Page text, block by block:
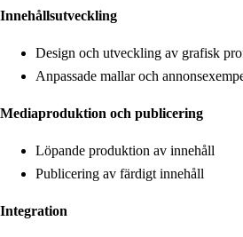
Innehållsutveckling
Design och utveckling av grafisk
Anpassade mallar och
Mediaproduktion och publicering
Löpande produktion av innehåll
Publicering av färdigt innehåll
Integration